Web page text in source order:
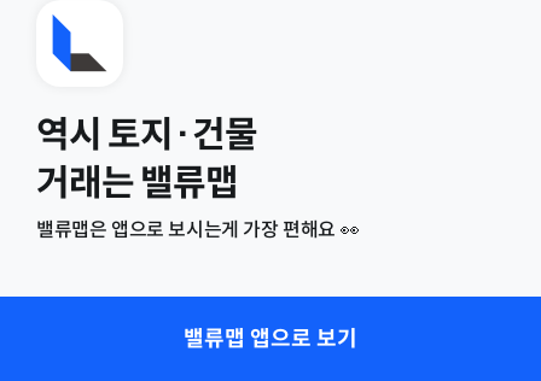
역시 토지·건물
거래는 밸류맵
밸류맵은 앱으로 보시는게 가장 편해요 👀
밸류맵 앱으로 보기